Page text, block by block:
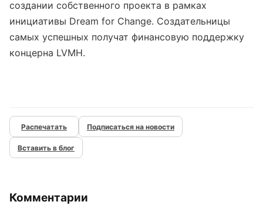
создании собственного проекта в рамках
инициативы Dream for Change. Создательницы
самых успешных получат финансовую поддержку
концерна LVMH.
Подписаться на новости
Вставить в блог
Комментарии